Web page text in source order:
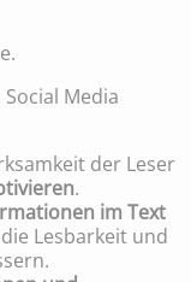
Media
der Leser
.
im Text
Lesbarkeit und